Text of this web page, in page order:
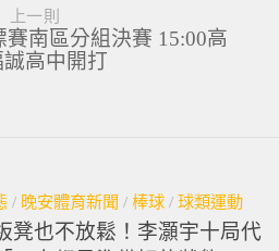
上一則
賽南區分組決賽 15:00高
/晚安體育新聞 / 棒球/球類運動